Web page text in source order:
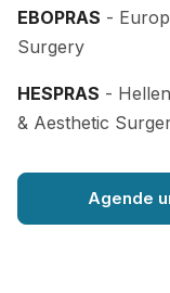
EBOPRAS -
Surgery
HESPRAS -
& Aesthetic
Agende